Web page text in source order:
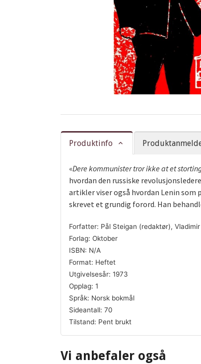
Produktinfo
«Dere kommunister tror ikke at et
hvordan den russiske
artikler viser også hvordan Lenin
skrevet et grundig forord. Han
Forfatter: Pål Steigan (redaktør),
Forlag: Oktober
ISBN: N/A
Format: Heftet
Utgivelsesår: 1973
Opplag: 1
Språk: Norsk bokmål
Sideantall: 70
Tilstand: Pent brukt
Vi anbefaler også